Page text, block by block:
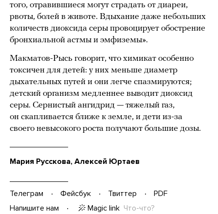
того, отравившиеся могут страдать от диареи,
рвоты, болей в животе. Вдыхание даже небольших
количеств диоксида серы провоцирует обострение
бронхиальной астмы и эмфиземы».
Макматов-Рысь говорит, что химикат особенно
токсичен для детей: у них меньше диаметр
дыхательных путей и они легче спазмируются;
детский организм медленнее выводит диоксид
серы. Сернистый ангидрид — тяжелый газ,
он скапливается ближе к земле, и дети из-за
своего невысокого роста получают большие дозы.
Мария Русскова, Алексей Юртаев
Телеграм Фейсбук Твиттер
PDF
Напишите нам
Magic link Что-что?